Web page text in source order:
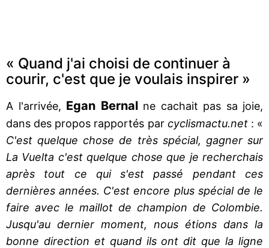
« Quand j'ai choisi de continuer à
courir, c'est que je voulais inspirer »
A l'arrivée, Egan Bernal ne cachait pas sa joie,
dans des propos rapportés parcyclismactu.net: «
C'est quelque chose de très spécial, gagner sur
La Vuelta c'est quelque chose que je recherchais
après tout ce qui s'est passé pendant ces
dernières années. C'est encore plus spécial de le
faire avec le maillot de champion de Colombie.
Jusqu'au dernier moment, nous étions dans la
bonne direction et quand ils ont dit que la ligne